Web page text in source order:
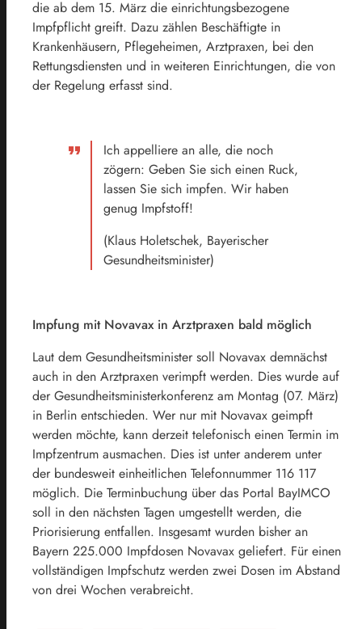
die ab dem 15. März die einrichtungsbezogene
Impfpflicht greift. Dazu zählen Beschäftigte in
Krankenhäusern, Pflegeheimen, Arztpraxen, bei den
Rettungsdiensten und in weiteren Einrichtungen, die von
der Regelung erfasst sind.
Ich appelliere an alle, die noch
zögern: Geben Sie sich einen Ruck,
lassen Sie sich impfen. Wir haben
genug Impfstoff!
(Klaus Holetschek, Bayerischer
Gesundheitsminister)
Impfung mit Novavax in Arztpraxen bald möglich
Laut dem Gesundheitsminister soll Novavax demnächst
auch in den Arztpraxen verimpft werden. Dies wurde auf
der Gesundheitsministerkonferenz am Montag (07. März)
in Berlin entschieden. Wer nur mit Novavax geimpft
werden möchte, kann derzeit telefonisch einen Termin im
Impfzentrum ausmachen. Dies ist unter anderem unter
der bundesweit einheitlichen Telefonnummer 116 117
möglich. Die Terminbuchung über das Portal BayIMCO
soll in den nächsten Tagen umgestellt werden, die
Priorisierung entfallen. Insgesamt wurden bisher an
Bayern 225.000 Impfdosen Novavax geliefert. Für einen
vollständigen Impfschutz werden zwei Dosen im Abstand
von drei Wochen verabreicht.